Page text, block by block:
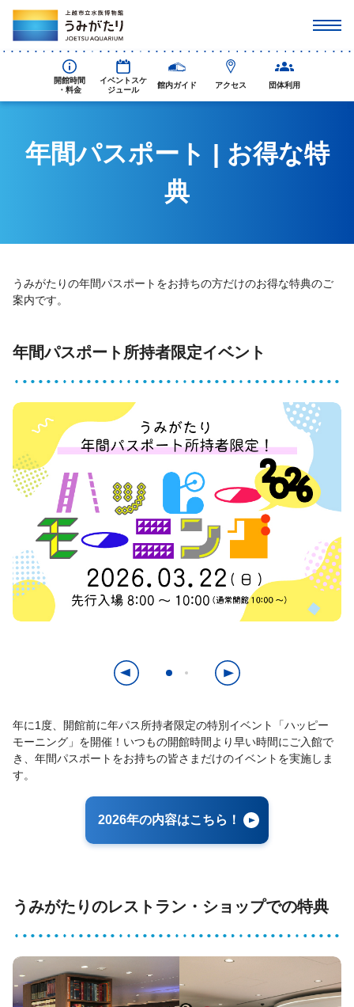
開館時間
・料金
イベントスケ
ジュール
館内ガイド アクセス 団体利用
年間パスポート | お得な特
典
うみがたりの年間パスポートをお持ちの方だけのお得な特典のご
案内です。
年間パスポート所持者限定イベント
年に1度、開館前に年パス所持者限定の特別イベント「ハッピー
モーニング」を開催！いつもの開館時間より早い時間にご入館で
き、年間パスポートをお持ちの皆さまだけのイベントを実施しま
す。
2026年の内容はこちら！
うみがたりのレストラン・ショップでの特典